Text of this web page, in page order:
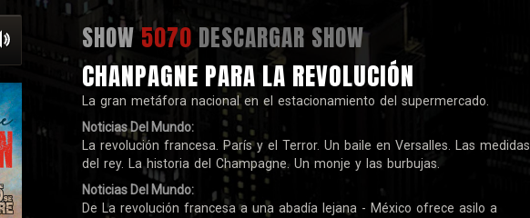
SHOW5070DESCARGAR SHOW
CHANPAGNE PARA LA REVOLUCIÓN
La gran metáfora nacional en el estacionamiento del supermercado.
Noticias Del Mundo:
La revolución francesa. París y el Terror. Un baile en Versalles. Las medidas
del rey. La historia del Champagne. Un monje y las burbujas.
Noticias Del Mundo:
De La revolución francesa a una abadía lejana - México ofrece asilo a